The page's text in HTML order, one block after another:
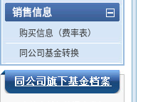
销售信息
购买信息（费率表）
同公司基金转换